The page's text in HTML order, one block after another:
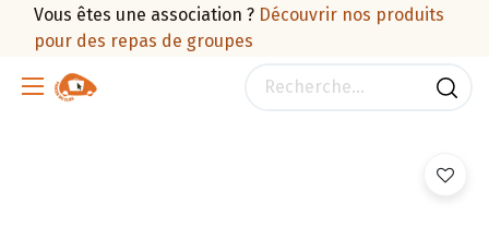
Vous êtes une association ? Découvrir nos produits
pour des repas de groupes